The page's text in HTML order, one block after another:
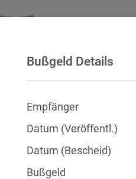
Bußgeld Details
Empfänger
Datum (Veröffentl.)
Datum (Bescheid)
Bußgeld